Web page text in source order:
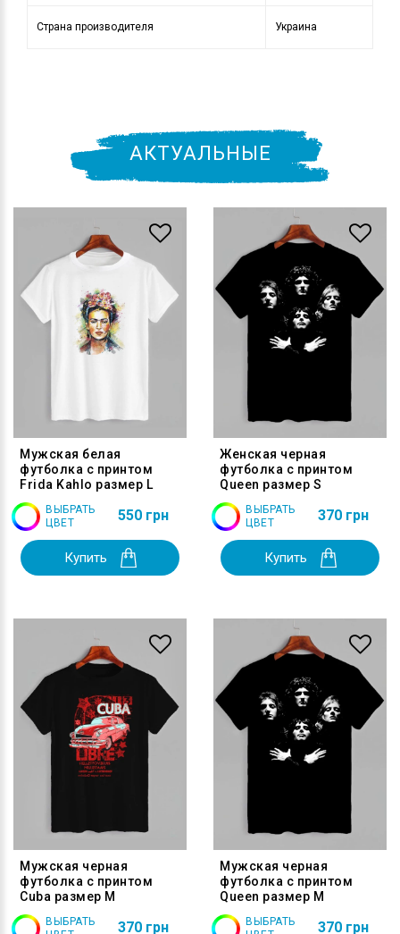
Страна производителя Украина
АКТУАЛЬНЫЕ
Мужская белая
футболка с принтом
Frida Kahlo размер L
ВЫБРАТЬ
ЦВЕТ
550 грн
Купить
Женская черная
футболка с принтом
Queen размер S
ВЫБРАТЬ
ЦВЕТ
370 грн
Купить
Мужская черная
футболка с принтом
Cuba размер M
ВЫБРАТЬ
370 грн
Мужская черная
футболка с принтом
Queen размер M
ВЫБРАТЬ
370 грн